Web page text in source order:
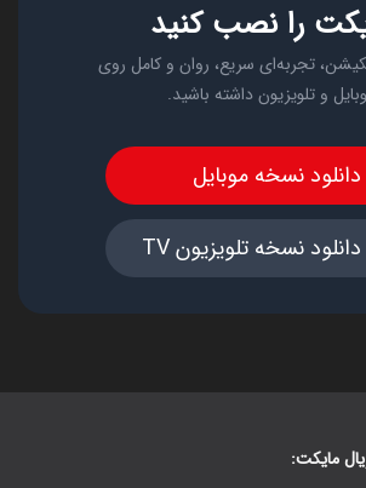
را نصب کنید
تجربه‌ای سریع، روان و کامل روی
و تلویزیون داشته باشید.
دانلود نسخه موبایل
دانلود نسخه تلویزیون TV
مایکت: